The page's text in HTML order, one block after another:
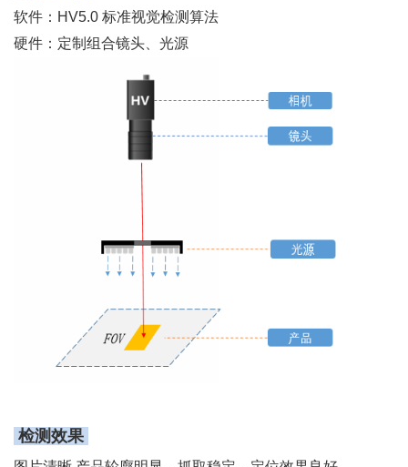
软件：HV5.0 标准视觉检测算法
硬件：定制组合镜头、光源
检测效果